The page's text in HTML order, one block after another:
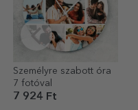
Személyre szabott óra
7 fotóval
7 924 Ft